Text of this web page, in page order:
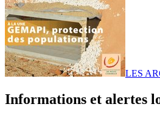
LES
Informations et alertes